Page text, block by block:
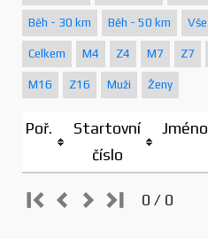
Běh - 30 km Běh - 50 km Vše
Celkem M4 Z4 M7 Z7
M16 Z16 Muži Ženy
Poř.
Startovní
číslo
Jméno
0 / 0